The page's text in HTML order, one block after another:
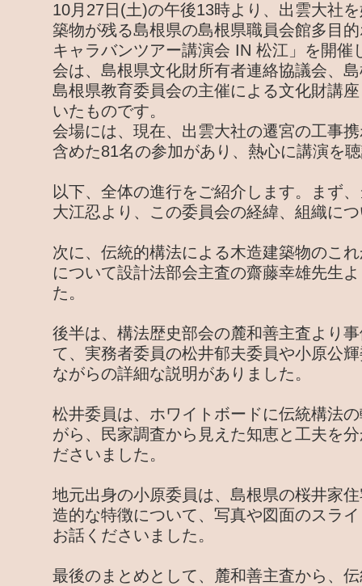
10月27日(土)の午後13時より、出雲大社
築物が残る島根県の島根県職員会館多目
キャラバンツアー講演会 IN 松江」を開催
会は、島根県文化財所有者連絡協議会、
島根県教育委員会の主催による文化財講
いたものです。
会場には、現在、出雲大社の遷宮の工事
含めた81名の参加があり、熱心に講演を
以下、全体の進行をご紹介します。まず
大江忍より、この委員会の経緯、組織に
次に、伝統的構法による木造建築物のこ
について設計法部会主査の齋藤幸雄先生
た。
後半は、構法歴史部会の麓和善主査より
て、実務者委員の松井郁夫委員や小原公
ながらの詳細な説明がありました。
松井委員は、ホワイトボードに伝統構法
がら、民家調査から見えた知恵と工夫を
ださいました。
地元出身の小原委員は、島根県の桜井家
造的な特徴について、写真や図面のスラ
お話くださいました。
最後のまとめとして、麓和善主査から、